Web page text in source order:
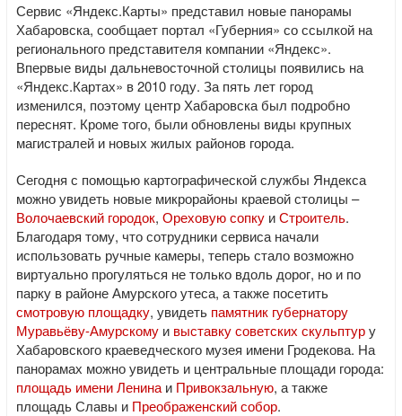
Сервис «Яндекс.Карты» представил новые панорамы
Хабаровска, сообщает портал «Губерния» со ссылкой на
регионального представителя компании «Яндекс».
Впервые виды дальневосточной столицы появились на
«Яндекс.Картах» в 2010 году. За пять лет город
изменился, поэтому центр Хабаровска был подробно
переснят. Кроме того, были обновлены виды крупных
магистралей и новых жилых районов города.
Сегодня с помощью картографической службы Яндекса
можно увидеть новые микрорайоны краевой столицы –
Волочаевский городок, Ореховую сопку иСтроитель.
Благодаря тому, что сотрудники сервиса начали
использовать ручные камеры, теперь стало возможно
виртуально прогуляться не только вдоль дорог, но и по
парку в районе Амурского утеса, а также посетить
смотровую площадку, увидеть памятник губернатору
Муравьёву-Амурскому и выставку советских скульптуру
Хабаровского краеведческого музея имени Гродекова. На
панорамах можно увидеть и центральные площади города:
площадь имени Ленина и Привокзальную, а также
площадь Славы и Преображенский собор.